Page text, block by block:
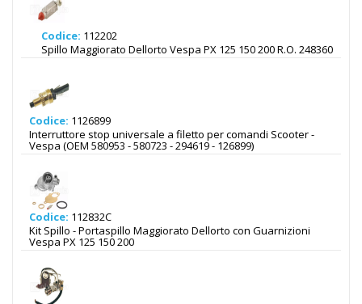
Codice: 112202
Spillo Maggiorato Dellorto Vespa PX 125 150 200 R.O. 248360
Codice: 1126899
Interruttore stop universale a filetto per comandi Scooter -
Vespa (OEM 580953 - 580723 - 294619 - 126899)
Codice: 112832C
Kit Spillo - Portaspillo Maggiorato Dellorto con Guarnizioni
Vespa PX 125 150 200